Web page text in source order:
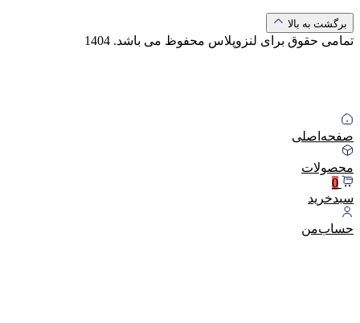
برگشت به بالا
تمامی حقوق برای لنزوپلاس محفوظ می باشد. 1404
صفحه‌اصلی
محصولات
0
سبد‌خرید
حساب‌من